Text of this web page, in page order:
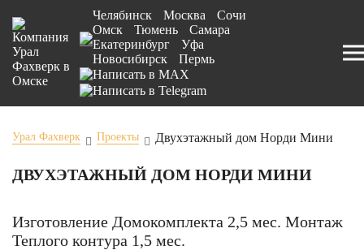
Челябинск Москва
Сочи
Омск
Тюмень
Самара
Екатеринбург
Уфа
Новосибирск
Пермь
Урал Фахверк Проекты Двухэтажный дом Норди Мини
ДВУХЭТАЖНЫЙ ДОМ НОРДИ МИНИ
Изготовление Домокомплекта 2,5 мес. Монтаж
Теплого контура 1,5 мес.